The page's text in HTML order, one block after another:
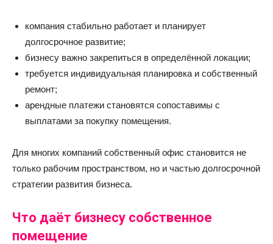
компания стабильно работает и планирует
долгосрочное развитие;
бизнесу важно закрепиться в определённой локации;
требуется индивидуальная планировка и собственный
ремонт;
арендные платежи становятся сопоставимы с
выплатами за покупку помещения.
Для многих компаний собственный офис становится не
только рабочим пространством, но и частью долгосрочной
стратегии развития бизнеса.
Что даёт бизнесу собственное
помещение